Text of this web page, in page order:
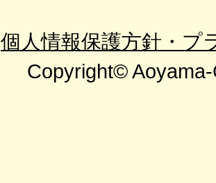
個人情報保護方針・プ
Copyright©